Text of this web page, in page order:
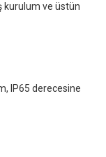
kurulum ve üstün
IP65 derecesine